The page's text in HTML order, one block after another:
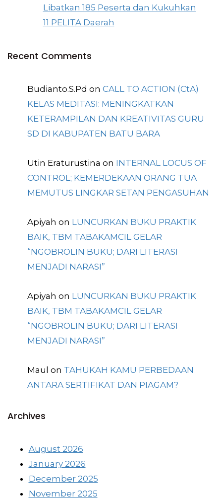
Libatkan 185 Peserta dan Kukuhkan
11 PELITA Daerah
Recent Comments
Budianto.S.Pd on CALL TO ACTION (CtA)
KELAS MEDITASI: MENINGKATKAN
KETERAMPILAN DAN KREATIVITAS GURU
SD DI KABUPATEN BATU BARA
Utin Eraturustina on INTERNAL LOCUS OF
CONTROL; KEMERDEKAAN ORANG TUA
MEMUTUS LINGKAR SETAN PENGASUHAN
Apiyah on LUNCURKAN BUKU PRAKTIK
BAIK, TBM TABAKAMCIL GELAR
“NGOBROLIN BUKU; DARI LITERASI
MENJADI NARASI”
Apiyah on LUNCURKAN BUKU PRAKTIK
BAIK, TBM TABAKAMCIL GELAR
“NGOBROLIN BUKU; DARI LITERASI
MENJADI NARASI”
Maul on TAHUKAH KAMU PERBEDAAN
ANTARA SERTIFIKAT DAN PIAGAM?
Archives
August 2026
January 2026
December 2025
November 2025